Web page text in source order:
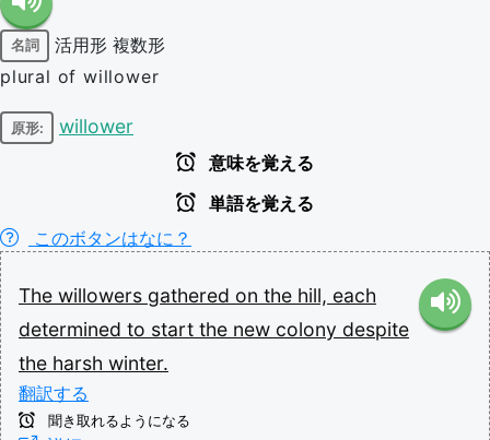
名詞 活用形 複数形
plural of willower
原形: willower
意味を覚える
単語を覚える
このボタンはなに？
The willowers gathered on the hill, each
determined to start the new colony despite
the harsh winter.
翻訳する
聞き取れるようになる